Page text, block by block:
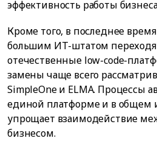
эффективность работы
Кроме того, в последнее
большим ИТ-штатом
отечественные low-code-
замены чаще всего
SimpleOne и ELMA. Процессы
единой платформе и в общем
упрощает взаимодействие
бизнесом.